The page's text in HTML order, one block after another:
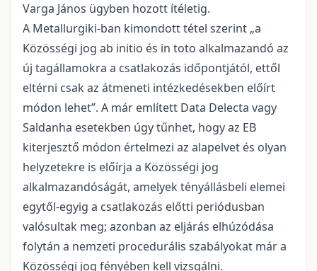
Varga János ügyben hozott ítéletig.
A Metallurgiki-ban kimondott tétel szerint „a
Közösségi jog ab initio és in toto alkalmazandó az
új tagállamokra a csatlakozás időpontjától, ettől
eltérni csak az átmeneti intézkedésekben előírt
módon lehet”. A már említett Data Delecta vagy
Saldanha esetekben úgy tűnhet, hogy az EB
kiterjesztő módon értelmezi az alapelvet és olyan
helyzetekre is előírja a Közösségi jog
alkalmazandóságát, amelyek tényállásbeli elemei
egytől-egyig a csatlakozás előtti periódusban
valósultak meg; azonban az eljárás elhúzódása
folytán a nemzeti procedurális szabályokat már a
Közösségi jog fényében kell vizsgálni.